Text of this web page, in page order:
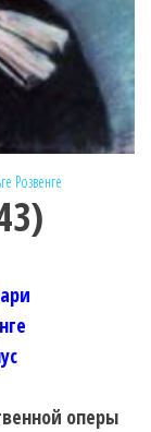
Розвенге
оперы